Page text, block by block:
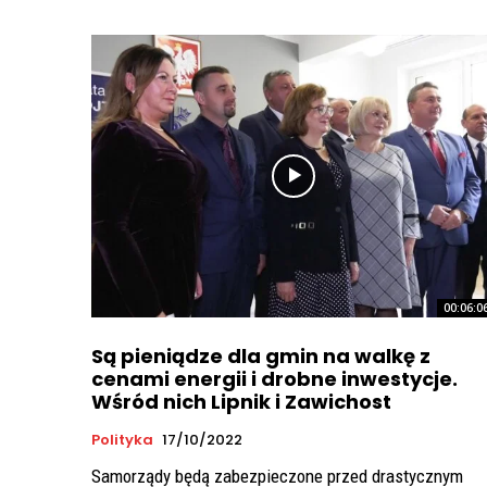
Są pieniądze dla gmin na walkę z
cenami energii i drobne inwestycje.
Wśród nich Lipnik i Zawichost
Polityka 17/10/2022
Samorządy będą zabezpieczone przed drastycznym